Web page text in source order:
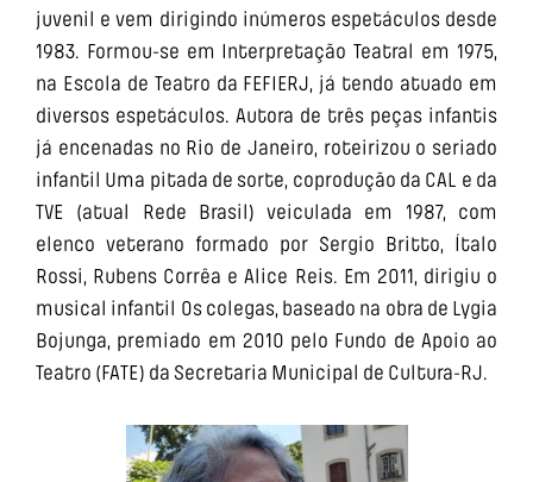
juvenil e vem dirigindo inúmeros espetáculos desde
1983. Formou-se em Interpretação Teatral em 1975,
na Escola de Teatro da FEFIERJ, já tendo atuado em
diversos espetáculos. Autora de três peças infantis
já encenadas no Rio de Janeiro, roteirizou o seriado
infantil Uma pitada de sorte, coprodução da CAL e da
TVE (atual Rede Brasil) veiculada em 1987, com
elenco veterano formado por Sergio Britto, Ítalo
Rossi, Rubens Corrêa e Alice Reis. Em 2011, dirigiu o
musical infantil Os colegas, baseado na obra de Lygia
Bojunga, premiado em 2010 pelo Fundo de Apoio ao
Teatro (FATE) da Secretaria Municipal de Cultura-RJ.